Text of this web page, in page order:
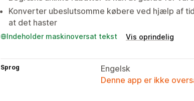
Konverter ubeslutsomme købere ved hjælp af
at det haster
Indeholder maskinoversat tekst Vis oprindelig
Sprog
Engelsk
Denne app er ikke